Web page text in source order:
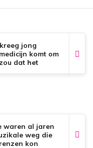
jong
komt om
dat het
waren al jaren
weg die
kon